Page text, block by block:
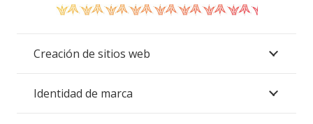
Creación de sitios web
Identidad de marca